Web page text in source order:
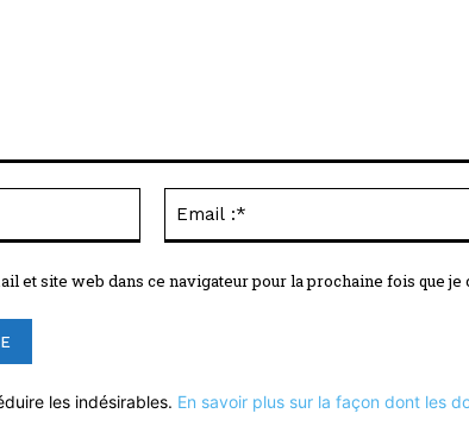
et site web dans ce navigateur pour la prochaine fois que je
les indésirables. En savoir plus sur la façon dont les